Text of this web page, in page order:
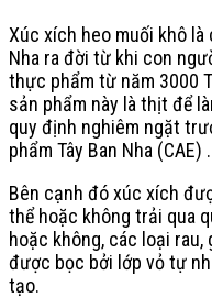
Xúc xích heo muối khô là
Nha ra đời từ khi con
thực phẩm từ năm 3000
sản phẩm này là thịt để
quy định nghiêm ngặt
phẩm Tây Ban Nha (CAE) .
Bên cạnh đó xúc xích
thể hoặc không trải qua
hoặc không, các loại rau,
được bọc bởi lớp vỏ tự
tạo.